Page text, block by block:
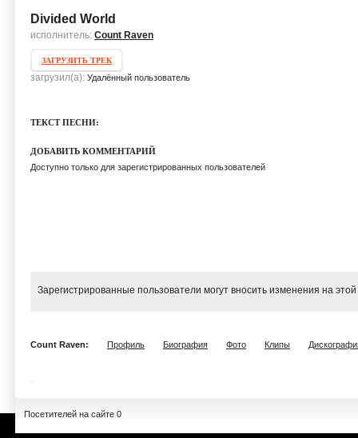
Divided World
исполнитель: Count Raven
ЗАГРУЗИТЬ ТРЕК
загрузил(а): Удалённый пользователь
ТЕКСТ ПЕСНИ:
ДОБАВИТЬ КОММЕНТАРИЙ
Доступно только для зарегистрированных пользователей
Зарегистрированные пользователи могут вносить изменения на
Count Raven: Профиль Биография Фото Клипы
Посетителей на сайте 0